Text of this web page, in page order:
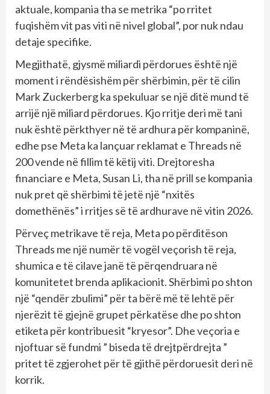
aktuale, kompania tha se metrika “po rritet
fuqishëm vit pas viti në nivel global”, por nuk ndau
detaje specifike.
Megjithatë, gjysmë miliardi përdorues është një
moment i rëndësishëm për shërbimin, për të cilin
Mark Zuckerberg ka spekuluar se një ditë mund të
arrijë një miliard përdorues. Kjo rritje deri më tani
nuk është përkthyer në të ardhura për kompaninë,
edhe pse Meta ka lançuar reklamat e Threads në
200 vende në fillim të këtij viti. Drejtoresha
financiare e Meta, Susan Li, tha në prill se kompania
nuk pret që shërbimi të jetë një “nxitës
domethënës” i rritjes së të ardhurave në vitin 2026.
Përveç metrikave të reja, Meta po përditëson
Threads me një numër të vogël veçorish të reja,
shumica e të cilave janë të përqendruara në
komunitetet brenda aplikacionit. Shërbimi po shton
një “qendër zbulimi” për ta bërë më të lehtë për
njerëzit të gjejnë grupet përkatëse dhe po shton
etiketa për kontribuesit “kryesor”. Dhe veçoria e
njoftuar së fundmi ” biseda të drejtpërdrejta ”
pritet të zgjerohet për të gjithë përdoruesit deri në
korrik.